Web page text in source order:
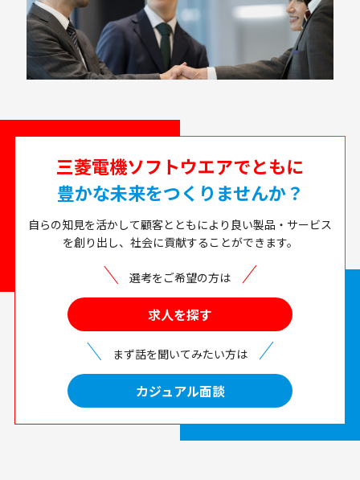
三菱電機ソフトウエアでともに
豊かな未来をつくりませんか？
自らの知見を活かして顧客とともにより良い製品・サービス
を創り出し、社会に貢献することができます。
選考をご希望の方は
求人を探す
まず話を聞いてみたい方は
カジュアル面談